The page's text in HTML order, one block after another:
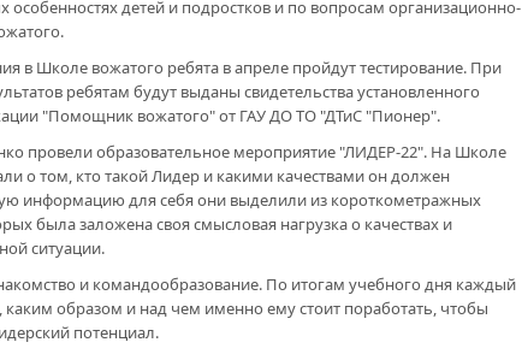
особенностях детей и подростков и по вопросам организационно-
в Школе вожатого ребята в апреле пройдут тестирование. При
ребятам будут выданы свидетельства установленного
"Помощник вожатого" от ГАУ ДО ТО "ДТиС "Пионер".
провели образовательное мероприятие "ЛИДЕР-22". На Школе
о том, кто такой Лидер и какими качествами он должен
информацию для себя они выделили из короткометражных
была заложена своя смысловая нагрузка о качествах и
ситуации.
и командообразование. По итогам учебного дня каждый
каким образом и над чем именно ему стоит поработать, чтобы
потенциал.